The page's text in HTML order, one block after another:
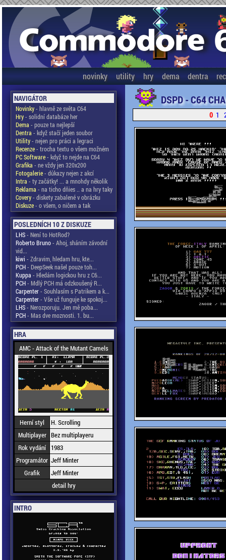
novinky utility hry dema dentra
NAVIGÁTOR
Novinky- hlavně ze světa C64
Hry- solidní databáze her
Dema - pouze ta nejlepší
Dentra - když stačí jeden soubor
Utility- nejen pro práci a legraci
Recenze- trocha textu o všem možném
PC Software- když to nejde na C64
Grafika - ne vždy jen 320x200
Fotogalerie- důkazy nejen z akcí
Intra - ty začátky! ... a mnohdy několik
Reklama - na ticho dňies .. a na hry taky
Covery- diskety zabalené v obrázku
Diskuze- o všem, o ničem a tak
POSLEDNÍCH 10 Z DISKUZE
LHS- Není to HotRod?
Roberto Bruno- Ahoj, sháním závodní
vid...
kiwi - Zdravim, hledam hru, kte...
PCH- DeepSeek našel pouze toh...
Kuppa - Hledám logickou hru z C6...
PCH- Mdlý PCH má odzkoušený R...
Carpenter- Souhlasím s Patrikem a k...
Carpenter- Vše už funguje ke spokoj...
LHS- Nerozporuju. Jen mě poba...
PCH- Mas dve moznosti. 1. bu...
HRA
AMC - Attack of the Mutant Camels
Herní styl
H. Scrolling
Multiplayer Bez multiplayeru
Rok vydání
1983
Programátor Jeff Minter
Grafik
Jeff Minter
detail hry
INTRO
DSPD - C64
0 1